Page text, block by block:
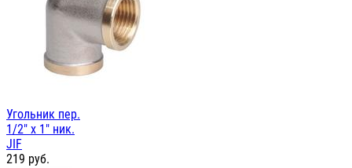
Угольник пер.
1/2" х 1" ник.
JIF
219 руб.